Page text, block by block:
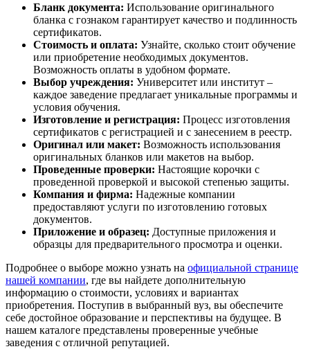
Бланк документа: Использование оригинального
бланка с гознаком гарантирует качество и подлинность
сертификатов.
Стоимость и оплата: Узнайте, сколько стоит обучение
или приобретение необходимых документов.
Возможность оплаты в удобном формате.
Выбор учреждения: Университет или институт –
каждое заведение предлагает уникальные программы и
условия обучения.
Изготовление и регистрация: Процесс изготовления
сертификатов с регистрацией и с занесением в реестр.
Оригинал или макет: Возможность использования
оригинальных бланков или макетов на выбор.
Проведенные проверки: Настоящие корочки с
проведенной проверкой и высокой степенью защиты.
Компания и фирма: Надежные компании
предоставляют услуги по изготовлению готовых
документов.
Приложение и образец: Доступные приложения и
образцы для предварительного просмотра и оценки.
Подробнее о выборе можно узнать на официальной странице
нашей компании, где вы найдете дополнительную
информацию о стоимости, условиях и вариантах
приобретения. Поступив в выбранный вуз, вы обеспечите
себе достойное образование и перспективы на будущее. В
нашем каталоге представлены проверенные учебные
заведения с отличной репутацией.